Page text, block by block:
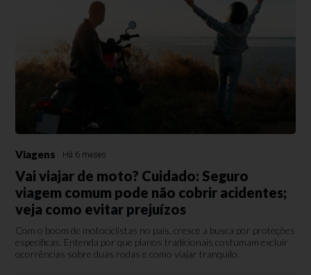
Viagens Há 6 meses
Vai viajar de moto? Cuidado: Seguro
viagem comum pode não cobrir acidentes;
veja como evitar prejuízos
Com o boom de motociclistas no país, cresce a busca por proteções
específicas. Entenda por que planos tradicionais costumam excluir
ocorrências sobre duas rodas e como viajar tranquilo.